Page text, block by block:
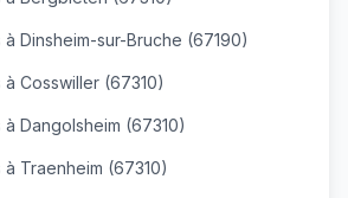
Dinsheim-sur-Bruche (67190)
Cosswiller (67310)
Dangolsheim (67310)
Traenheim (67310)